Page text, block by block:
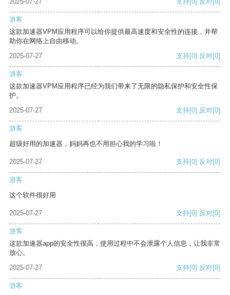
游客
这款加速器VPM应用程序可以给你提供最高速度和安全性的连接，并帮
助你在网络上自由移动。
2025-07-27
支持[0] 反对[0]
游客
这款加速器VPM应用程序已经为我们带来了无限的隐私保护和安全性保
护。
2025-07-27
支持[0] 反对[0]
游客
超级好用的加速器，妈妈再也不用担心我的学习啦！
2025-07-27 支持[0] 反对[0]
游客
这个软件很好用
2025-07-27 支持[0] 反对[0]
游客
这款加速器app的安全性很高，使用过程中不会泄露个人信息，让我非常
放心。
2025-07-27
支持[0] 反对[0]
游客